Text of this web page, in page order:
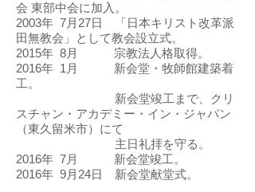
会 東部中会に加入。
2003年 7月27日 「日本キリスト改革派
田無教会」として教会設立式。
2015年 8月 宗教法人格取得。
2016年 1月 新会堂・牧師館建築着
工。
新会堂竣工まで、クリ
スチャン・アカデミー・イン・ジャパン
（東久留米市）にて
主日礼拝を守る。
2016年 7月 新会堂竣工。
2016年 9月24日 新会堂献堂式。